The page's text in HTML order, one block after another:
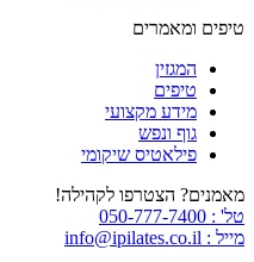
טיפים ומאמרים
המגזין
טיפים
מידע מקצועי
גוף ונפש
פילאטיס שיקומי
מאמנים? הצטרפו לקהילה!
טל' : 050-777-7400
מייל : info@ipilates.co.il